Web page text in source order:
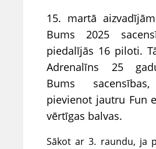
15. martā
Bums 2025
piedalījās 16 piloti.
Adrenalīns 25
Bums
pievienot jautru Fun
vērtīgas balvas.
Sākot ar 3. raundu, ja